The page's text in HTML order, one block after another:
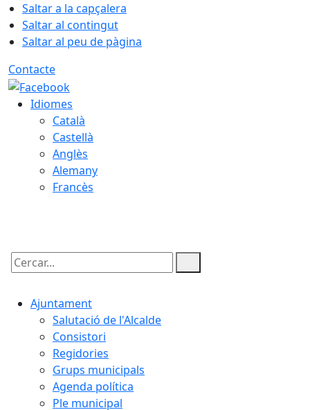
Saltar a la capçalera
Saltar al contingut
Saltar al peu de pàgina
Contacte
Idiomes
Català
Castellà
Anglès
Alemany
Francès
Cercar:
Ajuntament
Salutació de l'Alcalde
Consistori
Regidories
Grups municipals
Agenda política
Ple municipal